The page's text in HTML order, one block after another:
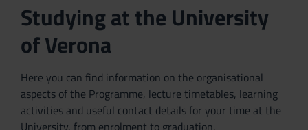
Studying at the University
of Verona
Here you can find information on the organisational
aspects of the Programme, lecture timetables, learning
activities and useful contact details for your time at the
University, from enrolment to graduation.